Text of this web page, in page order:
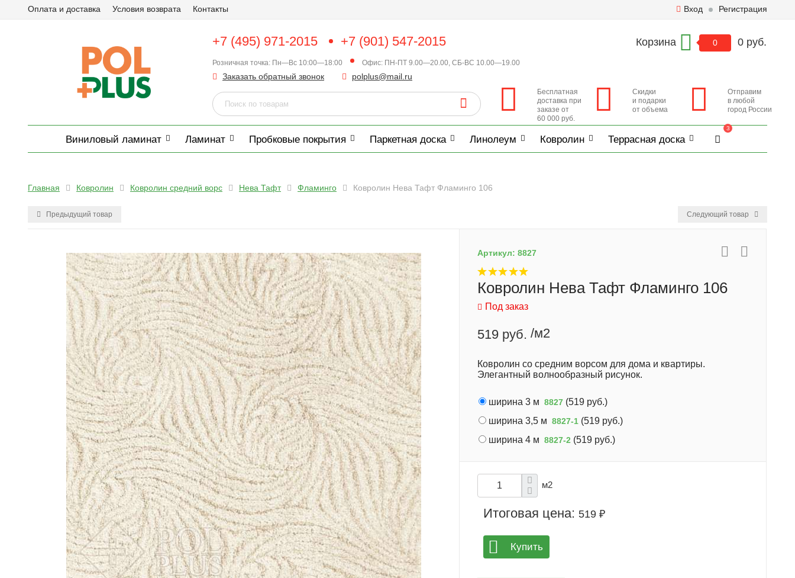
Оплата и доставка Условия возврата Контакты Вход Регистрация
+7 (495) 971-2015 +7 (901) 547-2015
Розничная точка: Пн—Вс 10:00—18:00 Офис: ПН-ПТ 9.00—20.00, СБ-ВС 10.00—19.00
Заказать обратный звонок polplus@mail.ru
Корзина 0 0 руб.
Бесплатная
доставка при
заказе от
60 000 руб.
Скидки
и подарки
от объема
Отправим
в любой
город России
Виниловый ламинат Ламинат Пробковые покрытия Паркетная доска Линолеум Ковролин Террасная доска
3
Главная Ковролин Ковролин средний ворс Нева Тафт Фламинго Ковролин Нева Тафт Фламинго 106
Предыдущий товар Следующий товар
Артикул: 8827
Ковролин Нева Тафт Фламинго 106
Под заказ
519 руб. /м2
Ковролин со средним ворсом для дома и квартиры.
Элегантный волнообразный рисунок.
ширина 3 м 8827 (519 руб.)
ширина 3,5 м 8827-1 (519 руб.)
ширина 4 м 8827-2 (519 руб.)
м2
Итоговая цена: 519 ₽
Купить